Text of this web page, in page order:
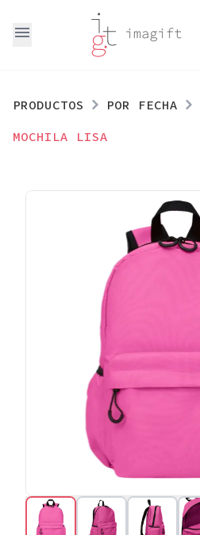
menu
PRODUCTOS POR FECHA
MOCHILA LISA